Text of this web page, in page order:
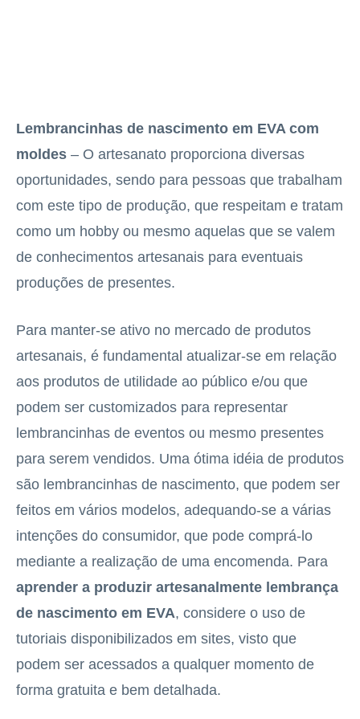
Lembrancinhas de nascimento em EVA com
moldes – O artesanato proporciona diversas
oportunidades, sendo para pessoas que trabalham
com este tipo de produção, que respeitam e tratam
como um hobby ou mesmo aquelas que se valem
de conhecimentos artesanais para eventuais
produções de presentes.
Para manter-se ativo no mercado de produtos
artesanais, é fundamental atualizar-se em relação
aos produtos de utilidade ao público e/ou que
podem ser customizados para representar
lembrancinhas de eventos ou mesmo presentes
para serem vendidos. Uma ótima idéia de produtos
são lembrancinhas de nascimento, que podem ser
feitos em vários modelos, adequando-se a várias
intenções do consumidor, que pode comprá-lo
mediante a realização de uma encomenda. Para
aprender a produzir artesanalmente lembrança
de nascimento em EVA, considere o uso de
tutoriais disponibilizados em sites, visto que
podem ser acessados a qualquer momento de
forma gratuita e bem detalhada.